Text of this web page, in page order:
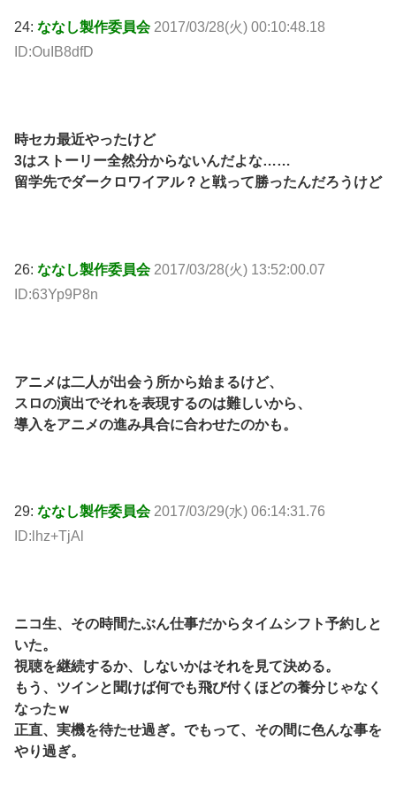
24: ななし製作委員会 2017/03/28(火) 00:10:48.18
ID:OuIB8dfD
時セカ最近やったけど
3はストーリー全然分からないんだよな……
留学先でダークロワイアル？と戦って勝ったんだろうけど
26: ななし製作委員会 2017/03/28(火) 13:52:00.07
ID:63Yp9P8n
アニメは二人が出会う所から始まるけど、
スロの演出でそれを表現するのは難しいから、
導入をアニメの進み具合に合わせたのかも。
29: ななし製作委員会 2017/03/29(水) 06:14:31.76
ID:lhz+TjAl
ニコ生、その時間たぶん仕事だからタイムシフト予約しと
いた。
視聴を継続するか、しないかはそれを見て決める。
もう、ツインと聞けば何でも飛び付くほどの養分じゃなく
なったｗ
正直、実機を待たせ過ぎ。でもって、その間に色んな事を
やり過ぎ。